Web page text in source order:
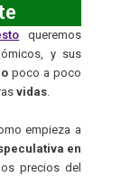
queremos
y sus
poco a poco
vidas
empieza a
en
precios del